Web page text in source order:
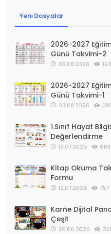
Yeni Dosyalar
2026-2027
Günü Takvimi-2
05.08.2026 193
2026-2027
Günü Takvimi-1
03.08.2026
1.Sınıf Hayat
Değerlendirme
19.07.2026 683
Kitap Okuma
Formu
12.07.2026 757
Karne Dijital
Çeşit
26.06.2026